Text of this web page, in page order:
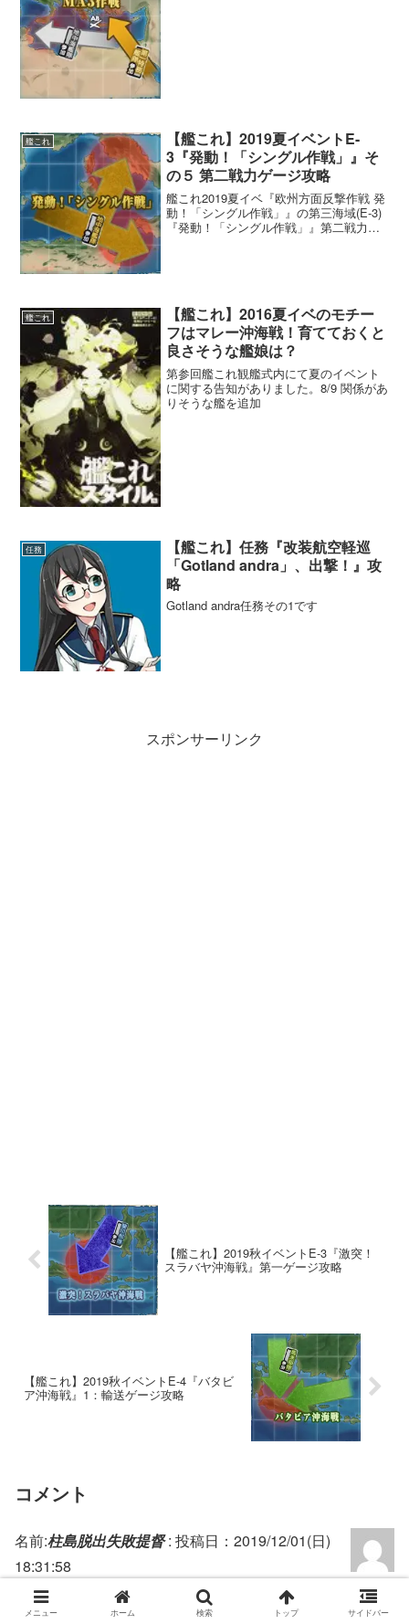
艦これ
【艦これ】2019夏イベントE-
3『発動！「シングル作戦」』そ
の５ 第二戦力ゲージ攻略
艦これ2019夏イベ『欧州方面反撃作戦 発
動！「シングル作戦」』の第三海域(E-3)
『発動！「シングル作戦」』第二戦力ゲ
艦これ
【艦これ】2016夏イベのモチー
フはマレー沖海戦！育てておくと
良さそうな艦娘は？
第参回艦これ観艦式内にて夏のイベント
に関する告知がありました。8/9 関係があ
りそうな艦を追加
任務
【艦これ】任務『改装航空軽巡
「Gotland andra」、出撃！』攻
略
Gotland andra任務その1です
スポンサーリンク
【艦これ】2019秋イベントE-3『激突！
スラバヤ沖海戦』第一ゲージ攻略
【艦これ】2019秋イベントE-4『バタビ
ア沖海戦』1：輸送ゲージ攻略
コメント
名前:柱島脱出失敗提督: 投稿日：2019/12/01(日)
18:31:58
攻略情報お疲れ様でした。
私は1戦増える軽空母ルートでやりました。
メニュー ホーム 検索 トップ サイドバー